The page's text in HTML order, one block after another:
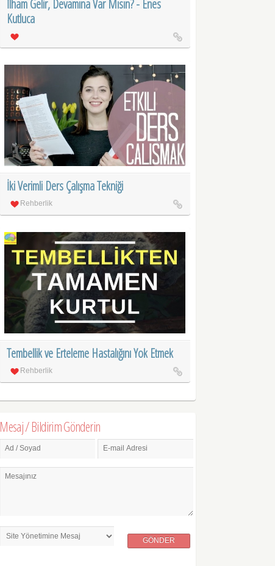
İlham Gelir, Devamına Var Mısın? - Enes
Kutluca
İki Verimli Ders Çalışma Tekniği
Rehberlik
Tembellik ve Erteleme Hastalığını Yok Etmek
Rehberlik
Mesaj / Bildirim Gönderin
Ad / Soyad E-mail Adresi
Mesajınız
GÖNDER